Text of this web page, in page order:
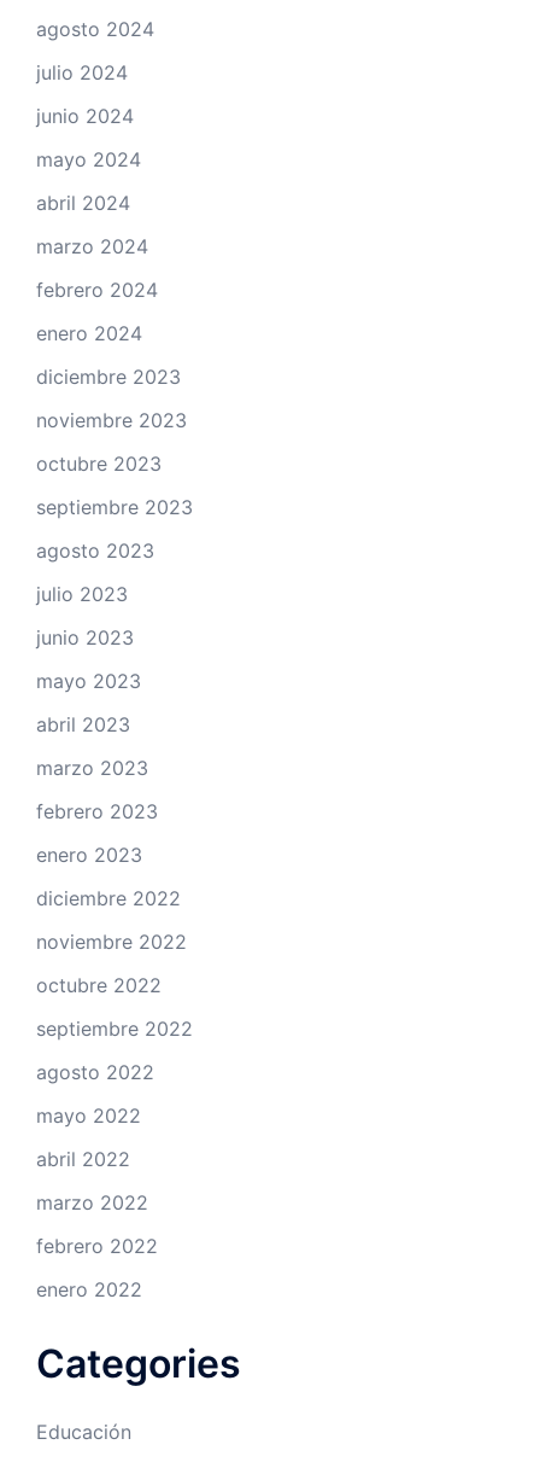
agosto 2024
julio 2024
junio 2024
mayo 2024
abril 2024
marzo 2024
febrero 2024
enero 2024
diciembre 2023
noviembre 2023
octubre 2023
septiembre 2023
agosto 2023
julio 2023
junio 2023
mayo 2023
abril 2023
marzo 2023
febrero 2023
enero 2023
diciembre 2022
noviembre 2022
octubre 2022
septiembre 2022
agosto 2022
mayo 2022
abril 2022
marzo 2022
febrero 2022
enero 2022
Categories
Educación